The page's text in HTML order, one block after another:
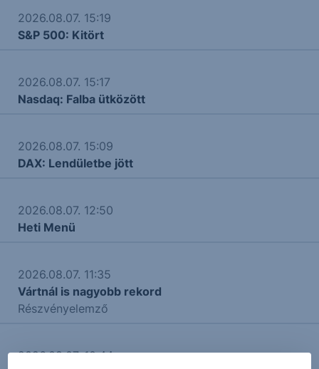
2026.08.07. 15:19
S&P 500: Kitört
2026.08.07. 15:17
Nasdaq: Falba ütközött
2026.08.07. 15:09
DAX: Lendületbe jött
2026.08.07. 12:50
Heti Menü
2026.08.07. 11:35
Vártnál is nagyobb rekord
Részvényelemző
2026.08.07. 10:44